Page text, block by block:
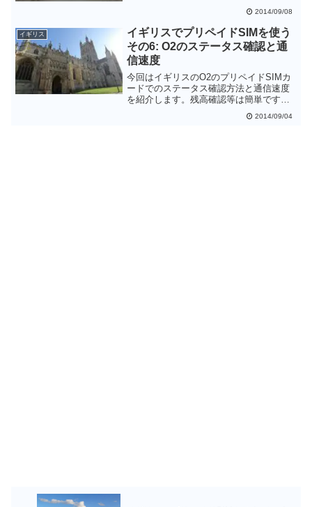
や送るべきテキストを忘れてしまった場
合はMy O2を利用するとよいと思いま
す。
2014/09/08
イギリス
イギリスでプリペイドSIMを使う
その6: O2のステータス確認と通
信速度
今回はイギリスのO2のプリペイドSIMカ
ードでのステータス確認方法と通信速度
を紹介します。残高確認等は簡単です
し、何よりもメッセージが英語なので理
解でしやすいのが助かります(イギリスの
2014/09/04